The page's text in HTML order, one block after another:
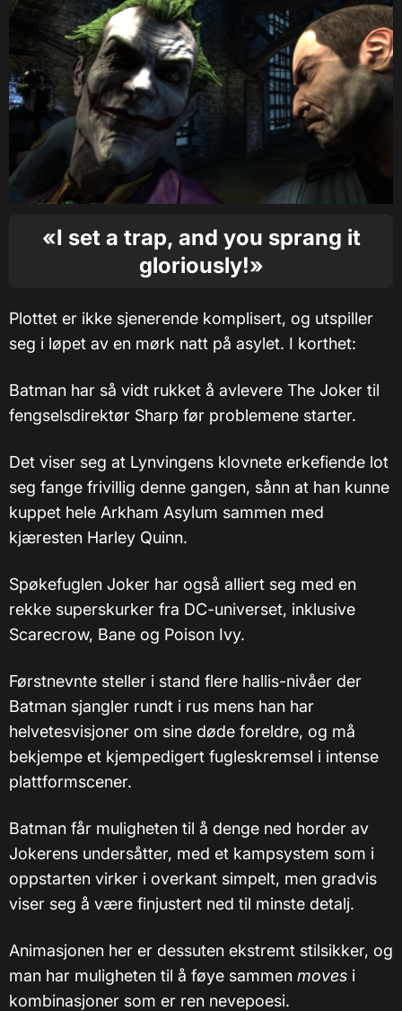
«I set a trap, and you sprang it
gloriously!»
Plottet er ikke sjenerende komplisert, og utspiller
seg i løpet av en mørk natt på asylet. I korthet:
Batman har så vidt rukket å avlevere The Joker til
fengselsdirektør Sharp før problemene starter.
Det viser seg at Lynvingens klovnete erkefiende lot
seg fange frivillig denne gangen, sånn at han kunne
kuppet hele Arkham Asylum sammen med
kjæresten Harley Quinn.
Spøkefuglen Joker har også alliert seg med en
rekke superskurker fra DC-universet, inklusive
Scarecrow, Bane og Poison Ivy.
Førstnevnte steller i stand flere hallis-nivåer der
Batman sjangler rundt i rus mens han har
helvetesvisjoner om sine døde foreldre, og må
bekjempe et kjempedigert fugleskremsel i intense
plattformscener.
Batman får muligheten til å denge ned horder av
Jokerens undersåtter, med et kampsystem som i
oppstarten virker i overkant simpelt, men gradvis
viser seg å være finjustert ned til minste detalj.
Animasjonen her er dessuten ekstremt stilsikker, og
man har muligheten til å føye sammen moves i
kombinasjoner som er ren nevepoesi.